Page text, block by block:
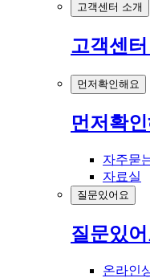
고객센터 소개
고객센터
먼저확인해요
먼저확
자주묻
자료실
질문있어요
질문있
온라인